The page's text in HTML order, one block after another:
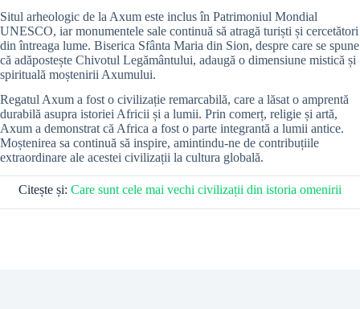
Situl arheologic de la Axum este inclus în Patrimoniul Mondial
UNESCO, iar monumentele sale continuă să atragă turiști și cercetători
din întreaga lume. Biserica Sfânta Maria din Sion, despre care se spune
că adăpostește Chivotul Legământului, adaugă o dimensiune mistică și
spirituală moștenirii Axumului.
Regatul Axum a fost o civilizație remarcabilă, care a lăsat o amprentă
durabilă asupra istoriei Africii și a lumii. Prin comerț, religie și artă,
Axum a demonstrat că Africa a fost o parte integrantă a lumii antice.
Moștenirea sa continuă să inspire, amintindu-ne de contribuțiile
extraordinare ale acestei civilizații la cultura globală.
Citește și: Care sunt cele mai vechi civilizații din istoria omenirii